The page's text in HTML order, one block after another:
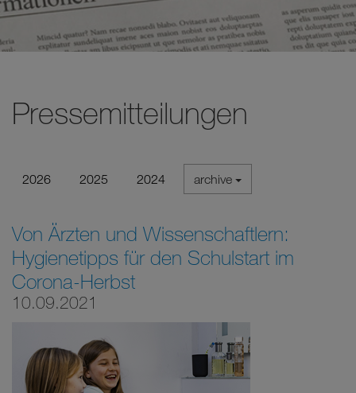
Pressemitteilungen
2026 2025 2024 archive
Von Ärzten und Wissenschaftlern:
Hygienetipps für den Schulstart im
Corona-Herbst
10.09.2021